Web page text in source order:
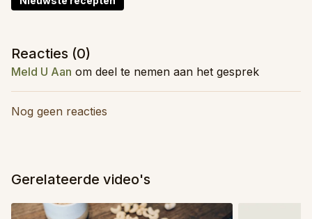
100 g amandelen
▢100 g cashewnoten
▢100 ml water
▢3 el citroensap
▢1,5 kl zout
▢15 g bieslook
Reacties (0)
Meld U Aan om deel te nemen aan het gesprek
Nog geen reacties
Gerelateerde video's